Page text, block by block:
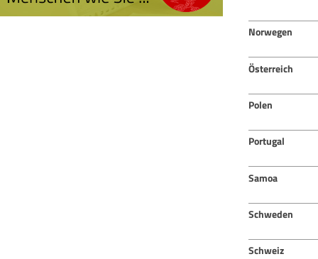
Norwegen
Österreich
Polen
Portugal
Samoa
Schweden
Schweiz